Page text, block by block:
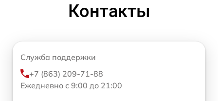
Контакты
Служба поддержки
+7 (863) 209-71-88
Ежедневно с 9:00 до 21:00